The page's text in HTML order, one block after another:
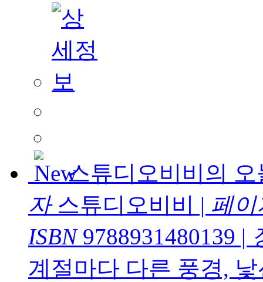
스튜디오비비의
자스튜디오비비 | 페이
ISBN9788931480139 |
계절마다 다른 풍경,